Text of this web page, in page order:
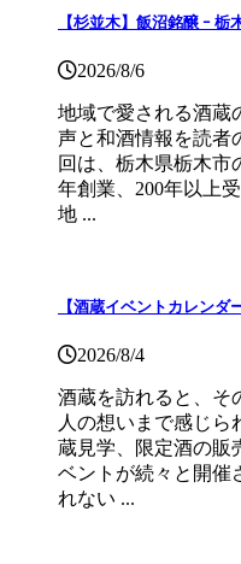
【杉並木】飯沼銘醸 ｰ
2026/8/6
地域で愛される酒蔵
声と和酒情報を読者
回は、栃木県栃木市
年創業、200年以上
地 ...
【酒蔵イベントカレン
2026/8/4
酒蔵を訪れると、そ
人の想いまで感じ
蔵見学、限定酒の販
ベントが続々と開催
れない ...